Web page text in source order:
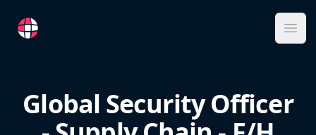
RemoteFR
Global Security Officer